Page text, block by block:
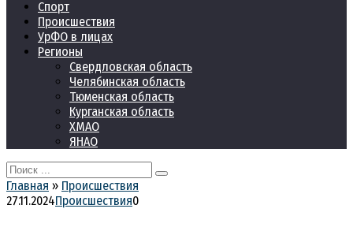
Спорт
Происшествия
УрФО в лицах
Регионы
Свердловская область
Челябинская область
Тюменская область
Курганская область
ХМАО
ЯНАО
Search
for:
Главная » Происшествия
27.11.2024Происшествия0